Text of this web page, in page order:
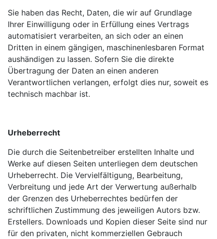
Sie haben das Recht, Daten, die wir auf Grundlage
Ihrer Einwilligung oder in Erfüllung eines Vertrags
automatisiert verarbeiten, an sich oder an einen
Dritten in einem gängigen, maschinenlesbaren Format
aushändigen zu lassen. Sofern Sie die direkte
Übertragung der Daten an einen anderen
Verantwortlichen verlangen, erfolgt dies nur, soweit es
technisch machbar ist.
Urheberrecht
Die durch die Seitenbetreiber erstellten Inhalte und
Werke auf diesen Seiten unterliegen dem deutschen
Urheberrecht. Die Vervielfältigung, Bearbeitung,
Verbreitung und jede Art der Verwertung außerhalb
der Grenzen des Urheberrechtes bedürfen der
schriftlichen Zustimmung des jeweiligen Autors bzw.
Erstellers. Downloads und Kopien dieser Seite sind nur
für den privaten, nicht kommerziellen Gebrauch